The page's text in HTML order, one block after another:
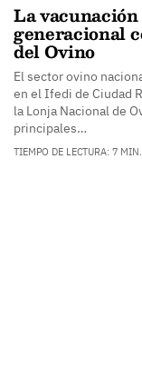
La
generacional
del Ovino
El sector ovino
en el Ifedi de Ciudad
la Lonja Nacional de
principales…
TIEMPO DE LECTURA: 7 MIN.